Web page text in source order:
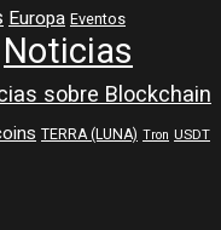
Europa Eventos
Noticias
sobre Blockchain
TERRA (LUNA) Tron USDT